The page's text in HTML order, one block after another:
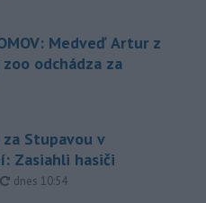
Medveď Artur z
odchádza za
Stupavou v
Zasiahli hasiči
aktualizované
dnes 10:54